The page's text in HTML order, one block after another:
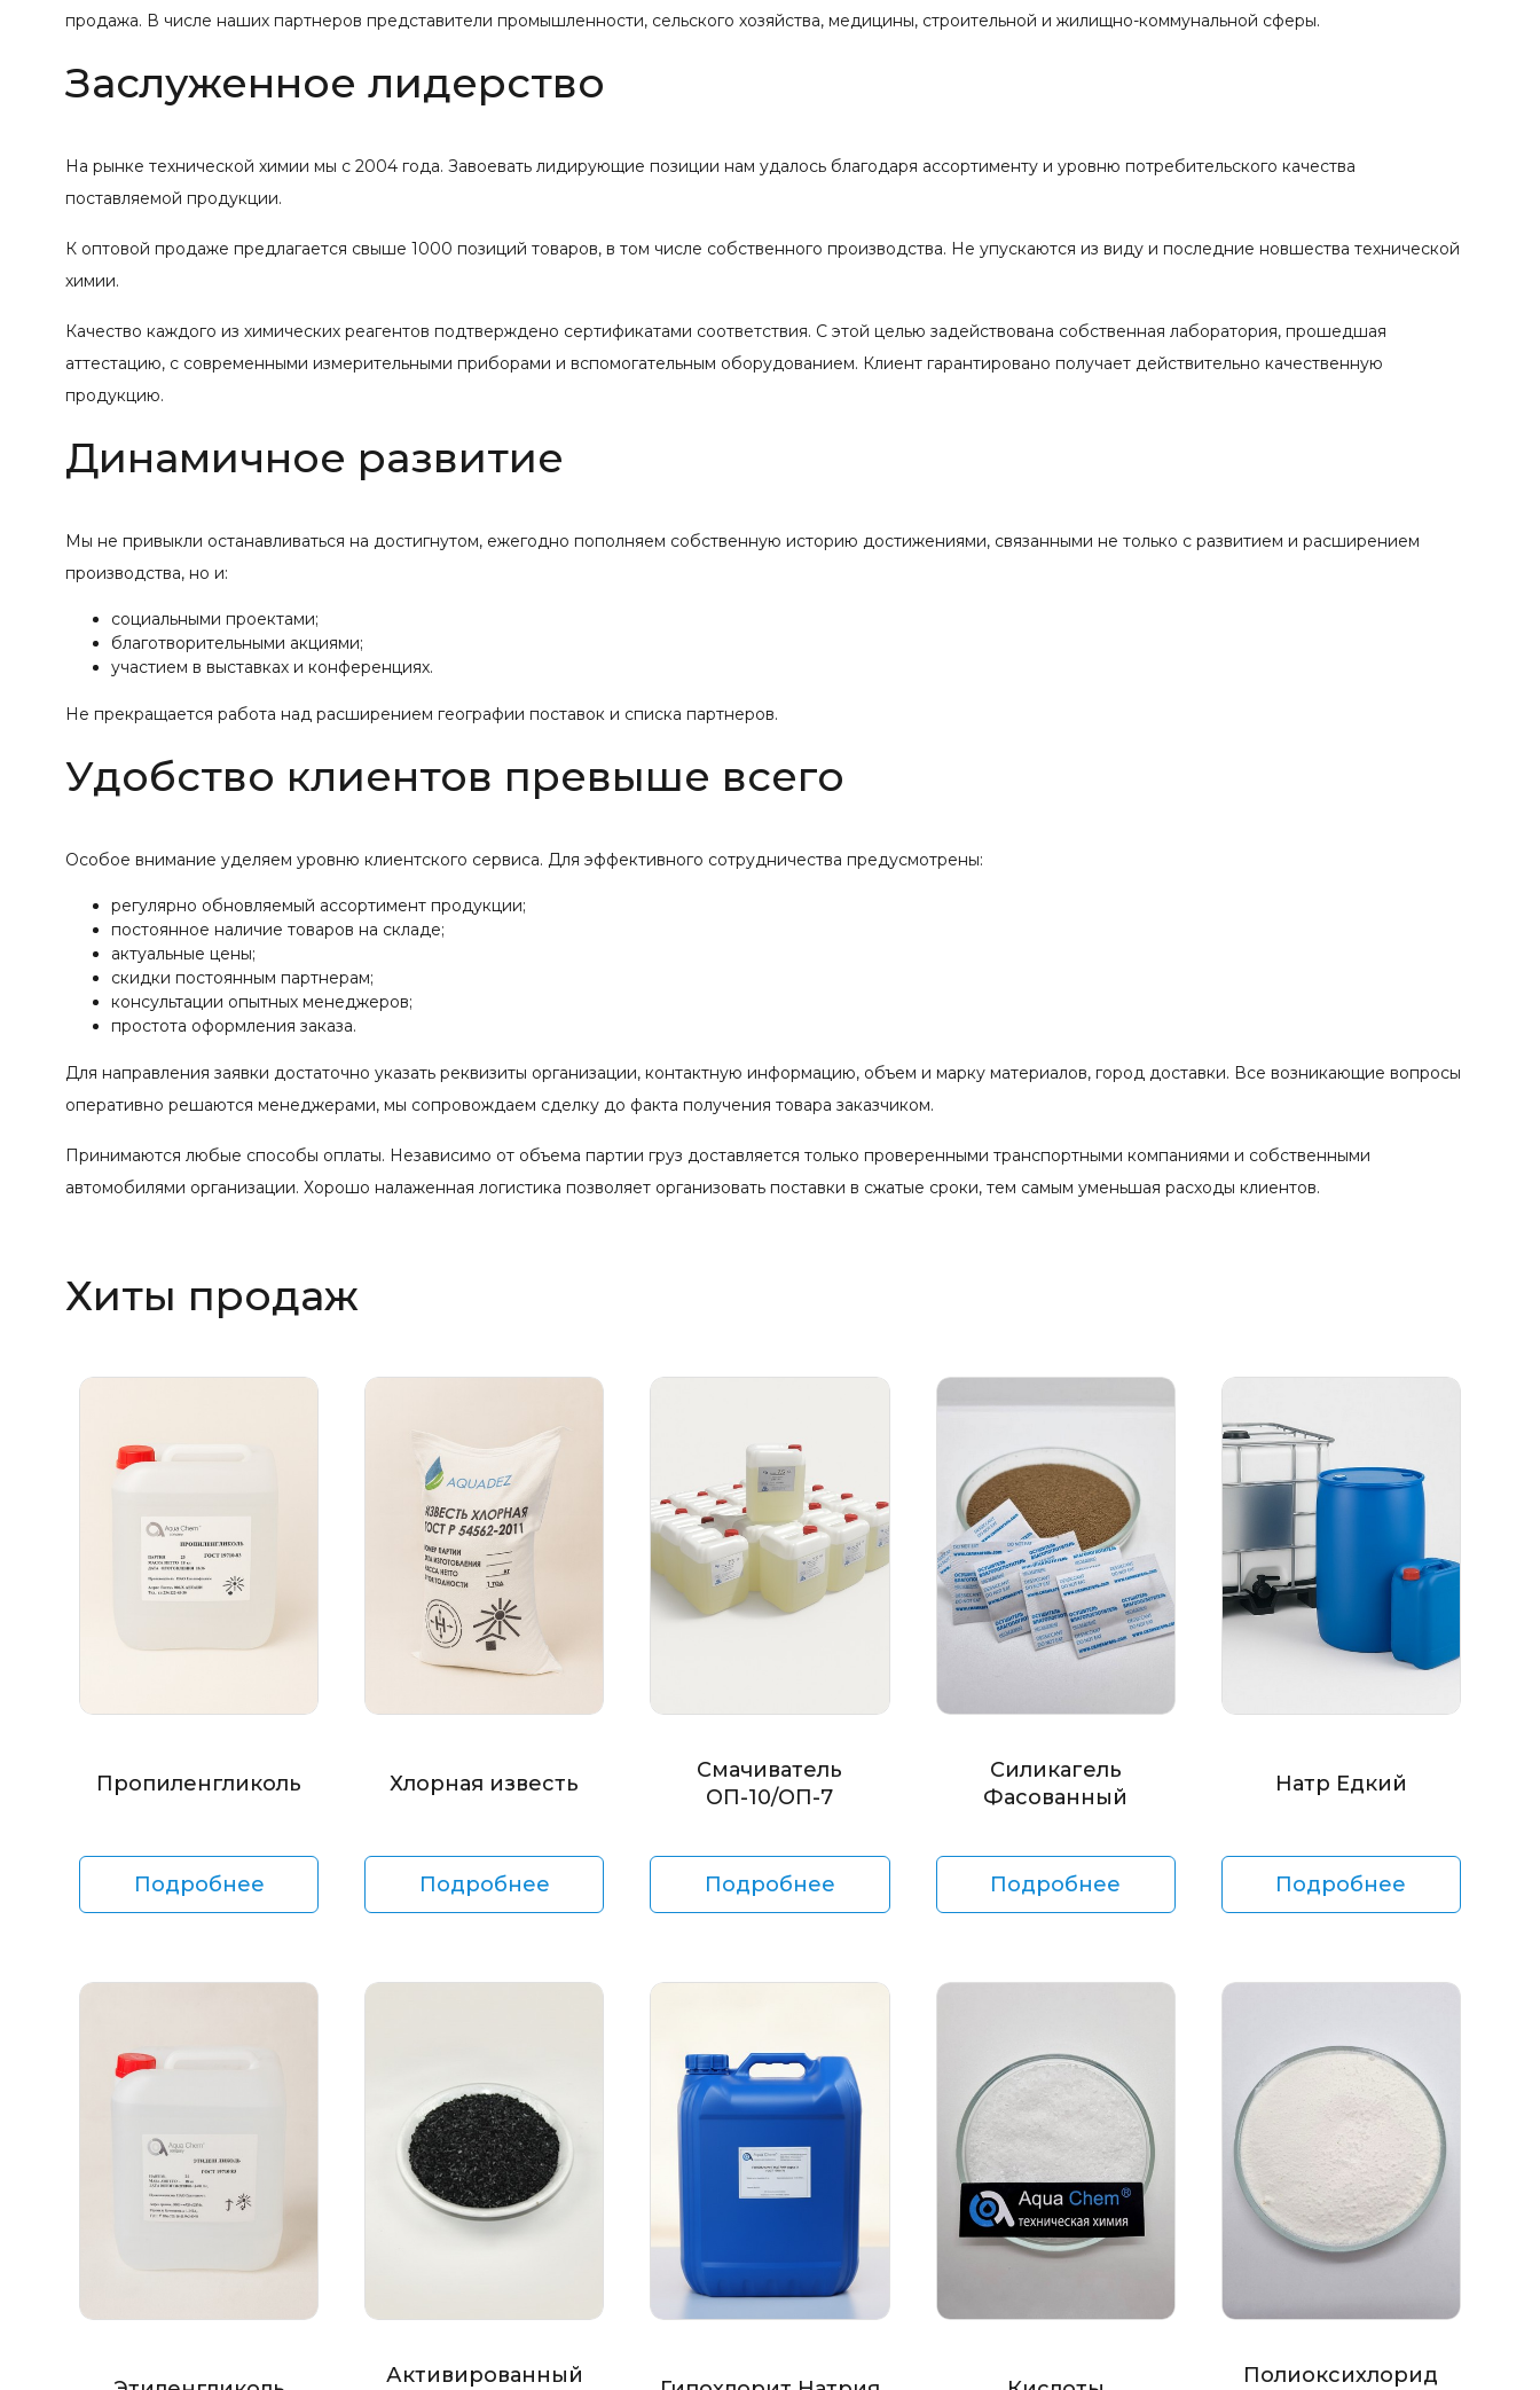
продажа. В числе наших партнеров представители промышленности, сельского хозяйства, медицины, строительной и жилищно-коммунальной сферы.
Заслуженное лидерство
На рынке технической химии мы с 2004 года. Завоевать лидирующие позиции нам удалось благодаря ассортименту и уровню потребительского качества
поставляемой продукции.
К оптовой продаже предлагается свыше 1000 позиций товаров, в том числе собственного производства. Не упускаются из виду и последние новшества технической
химии.
Качество каждого из химических реагентов подтверждено сертификатами соответствия. С этой целью задействована собственная лаборатория, прошедшая
аттестацию, с современными измерительными приборами и вспомогательным оборудованием. Клиент гарантировано получает действительно качественную
продукцию.
Динамичное развитие
Мы не привыкли останавливаться на достигнутом, ежегодно пополняем собственную историю достижениями, связанными не только с развитием и расширением
производства, но и:
социальными проектами;
благотворительными акциями;
участием в выставках и конференциях.
Не прекращается работа над расширением географии поставок и списка партнеров.
Удобство клиентов превыше всего
Особое внимание уделяем уровню клиентского сервиса. Для эффективного сотрудничества предусмотрены:
регулярно обновляемый ассортимент продукции;
постоянное наличие товаров на складе;
актуальные цены;
скидки постоянным партнерам;
консультации опытных менеджеров;
простота оформления заказа.
Для направления заявки достаточно указать реквизиты организации, контактную информацию, объем и марку материалов, город доставки. Все возникающие вопросы
оперативно решаются менеджерами, мы сопровождаем сделку до факта получения товара заказчиком.
Принимаются любые способы оплаты. Независимо от объема партии груз доставляется только проверенными транспортными компаниями и собственными
автомобилями организации. Хорошо налаженная логистика позволяет организовать поставки в сжатые сроки, тем самым уменьшая расходы клиентов.
Хиты продаж
Пропиленгликоль
Подробнее
Хлорная известь
Подробнее
Смачиватель
ОП-10/ОП-7
Подробнее
Силикагель
Фасованный
Подробнее
Натр Едкий
Подробнее
Активированный
Полиоксихлорид